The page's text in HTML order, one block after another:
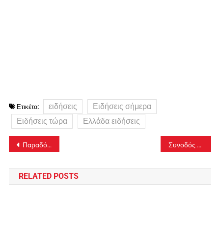
Ετικέτα: ειδήσεις
Ειδήσεις σήμερα
Ειδήσεις τώρα
Ελλάδα ειδήσεις
Πλοήγηση
άρθρων
Παραδόθηκε ο 21χρονος χειριστής του φονικού παιχνιδιού στο λούνα παρκ της Χαλκιδικής Συνοδός ασθενή γρονθοκόπησε τον διευθυντή Κλινικής του Ιπποκρατείου Θεσσαλονίκης
RELATED POSTS